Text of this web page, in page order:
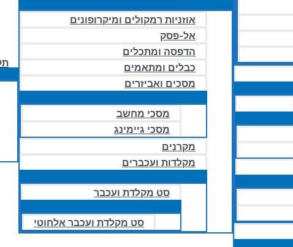
אוזניות רמקולים ומיקרופונים
אל-פסק
הדפסה ומתכלים
כבלים ומתאמים
מסכים ואביזרים
מסכי מחשב
מסכי גיימינג
מקרנים
מקלדות ועכברים
סט מקלדת ועכבר
סט מקלדת ועכבר אלחוטי